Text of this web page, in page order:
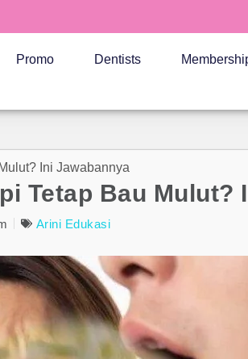
Promo Dentists
Ini Jawabannya
Tetap Bau Mulut?
Arini Edukasi